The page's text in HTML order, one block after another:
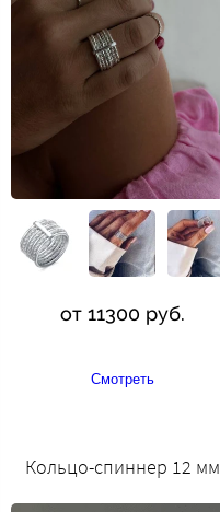
от 11300 руб.
Смотреть
Кольцо-спиннер 12 мм